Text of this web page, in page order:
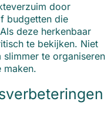
door
budgetten die
deze herkenbaar
te bekijken. Niet
te organiseren
maken.